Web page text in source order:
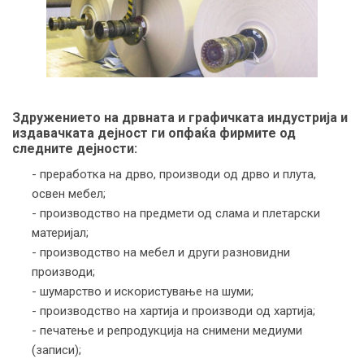
Здружението на дрвната и графичката индустрија и
издавачката дејност ги опфаќа фирмите од
следните дејности:
- преработка на дрво, производи од дрво и плута,
освен мебел;
- производство на предмети од слама и плетарски
материјал;
- производство на мебел и други разновидни
производи;
- шумарство и искористување на шуми;
- производство на хартија и производи од хартија;
- печатење и репродукција на снимени медиуми
(записи);